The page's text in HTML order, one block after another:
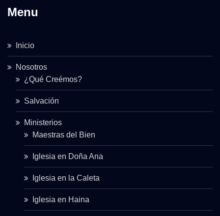
Menu
Inicio
Nosotros
¿Qué Creémos?
Salvación
Ministerios
Maestras del Bien
Iglesia en Doña Ana
Iglesia en la Caleta
Iglesia en Haina